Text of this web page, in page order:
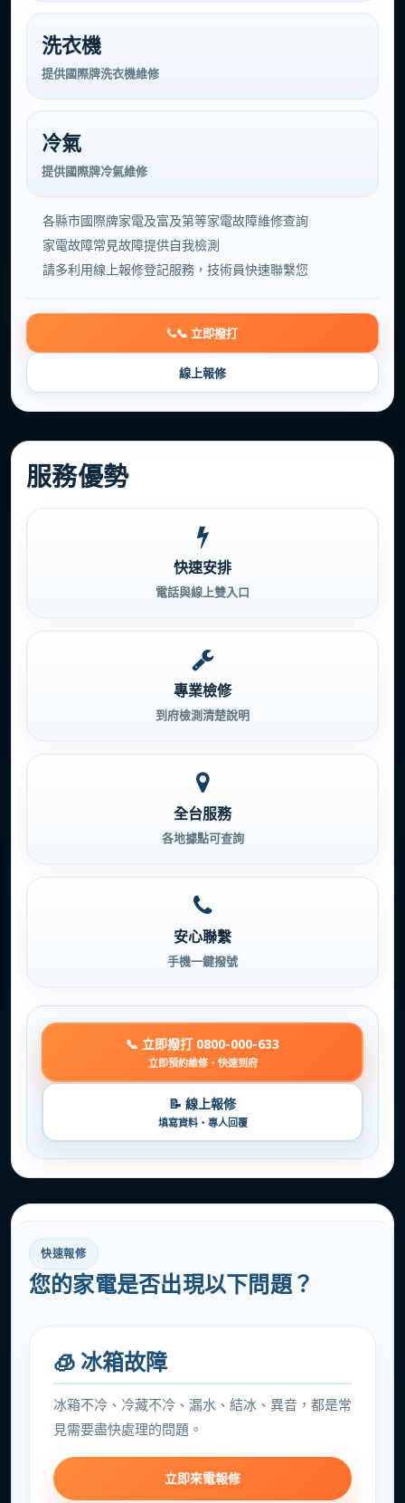
洗衣機
提供國際牌洗衣機維修
冷氣
提供國際牌冷氣維修
各縣市國際牌家電及富及第等家電故障維修查詢
家電故障常見故障提供自我檢測
請多利用線上報修登記服務，技術員快速聯繫您
📞 立即撥打
線上報修
服務優勢
快速安排
電話與線上雙入口
專業檢修
到府檢測清楚說明
全台服務
各地據點可查詢
安心聯繫
手機一鍵撥號
📞 立即撥打 0800-000-633
立即預約維修・快速到府
📝 線上報修
填寫資料・專人回覆
快速報修
您的家電是否出現以下問題？
🧊 冰箱故障
冰箱不冷、冷藏不冷、漏水、結冰、異音，都是常
見需要盡快處理的問題。
立即來電報修